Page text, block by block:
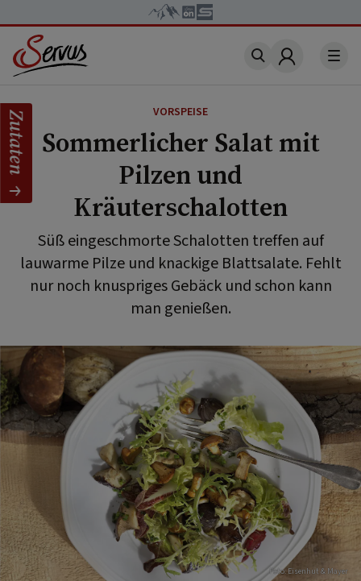
Account
VORSPEISE
Sommerlicher Salat mit
Pilzen und
Kräuterschalotten
Süß eingeschmorte Schalotten treffen auf
lauwarme Pilze und knackige Blattsalate. Fehlt
nur noch knuspriges Gebäck und schon kann
man genießen.
Foto: Eisenhut & Mayer
Zutaten